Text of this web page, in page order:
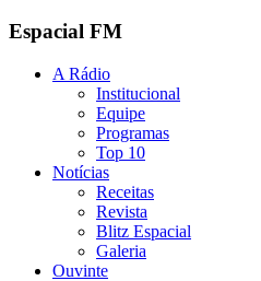
Espacial FM
A Rádio
Institucional
Equipe
Programas
Top 10
Notícias
Receitas
Revista
Blitz Espacial
Galeria
Ouvinte